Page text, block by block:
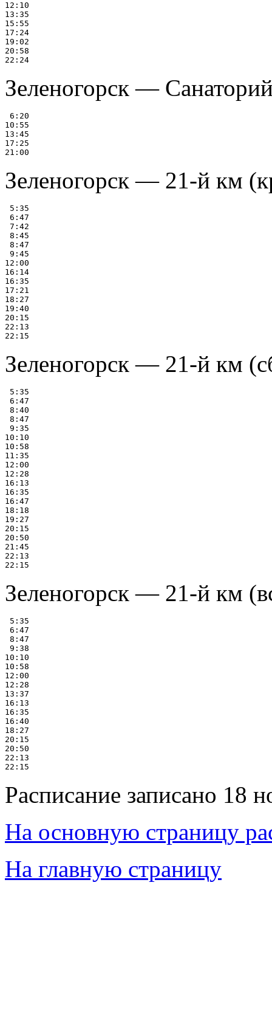
12:10
13:35
15:55
17:24
19:02
20:58
Зеленогорск —
6:20
10:55
13:45
17:25
Зеленогорск — 21-й км
5:35
6:47
7:42
8:45
8:47
9:45
12:00
16:14
16:35
17:21
18:27
19:40
20:15
22:13
Зеленогорск — 21-й км
5:35
6:47
8:40
8:47
9:35
10:10
10:58
11:35
12:00
12:28
16:13
16:35
16:47
18:18
19:27
20:15
20:50
21:45
22:13
Зеленогорск — 21-й км
5:35
6:47
8:47
9:38
10:10
10:58
12:00
12:28
13:37
16:13
16:35
16:40
18:27
20:15
20:50
22:13
Расписание записано 18
На основную страницу
На главную страницу